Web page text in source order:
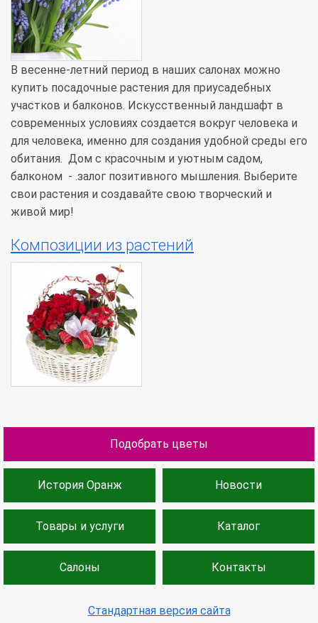
В весенне-летний период в наших салонах можно
купить посадочные растения для приусадебных
участков и балконов. Искусственный ландшафт в
современных условиях создается вокруг человека и
для человека, именно для создания удобной среды его
обитания. Дом с красочным и уютным садом,
балконом - .залог позитивного мышления. Выберите
свои растения и создавайте свою творческий и
живой мир!
Композиции из растений
Подобрать цветы
История Оранж Новости
Товары и услуги Каталог
Салоны Контакты
Стандартная версия сайта